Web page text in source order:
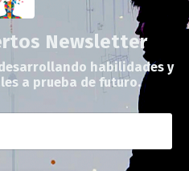
Newsletter
habilidades y
a prueba de futuro.